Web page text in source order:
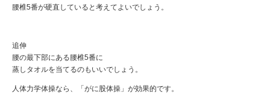
腰椎5番が硬直していると考えてよいでしょう。
追伸
腰の最下部にある腰椎5番に
蒸しタオルを当てるのもいいでしょう。
人体力学体操なら、「がに股体操」が効果的です。